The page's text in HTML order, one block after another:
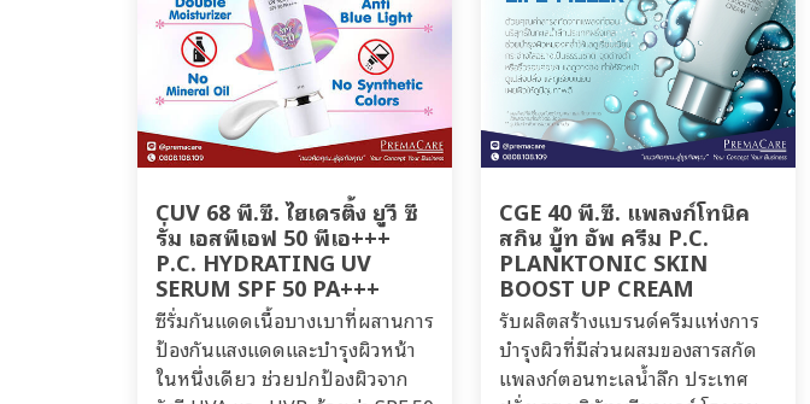
CUV 68 พี.ซี. ไฮเดรติ้ง ยูวี ซี
รั่ม เอสพีเอฟ 50 พีเอ+++
P.C. HYDRATING UV
SERUM SPF 50 PA+++
ซีรั่มกันแดดเนื้อบางเบาที่ผสานการ
ป้องกันแสงแดดและบำรุงผิวหน้า
ในหนึ่งเดียว ช่วยปกป้องผิวจาก
CGE 40 พี.ซี. แพลงก์โทนิค
สกิน บู้ท อัพ ครีม P.C.
PLANKTONIC SKIN
BOOST UP CREAM
รับผลิตสร้างแบรนด์ครีมแห่งการ
บำรุงผิวที่มีส่วนผสมของสารสกัด
แพลงก์ตอนทะเลน้ำลึก ประเทศ